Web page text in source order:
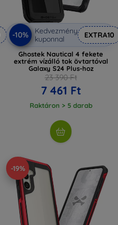
-10%
Kedvezmény
kuponnal
EXTRA10
Ghostek Nautical 4 fekete
extrém vízálló tok övtartóval
Galaxy S24 Plus-hoz
23 390 Ft
7 461 Ft
Raktáron > 5 darab
-19%